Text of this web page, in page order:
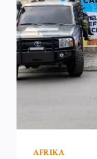
AFRIKA